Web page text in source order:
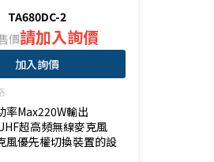
TA680DC-2
價請加入詢價
加入詢價
率Max220W輸出
超高頻無線麥克風
風優先權切換裝置的設